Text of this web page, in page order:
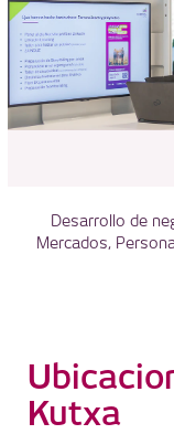
Desarrollo de
Mercados,
Kutxa